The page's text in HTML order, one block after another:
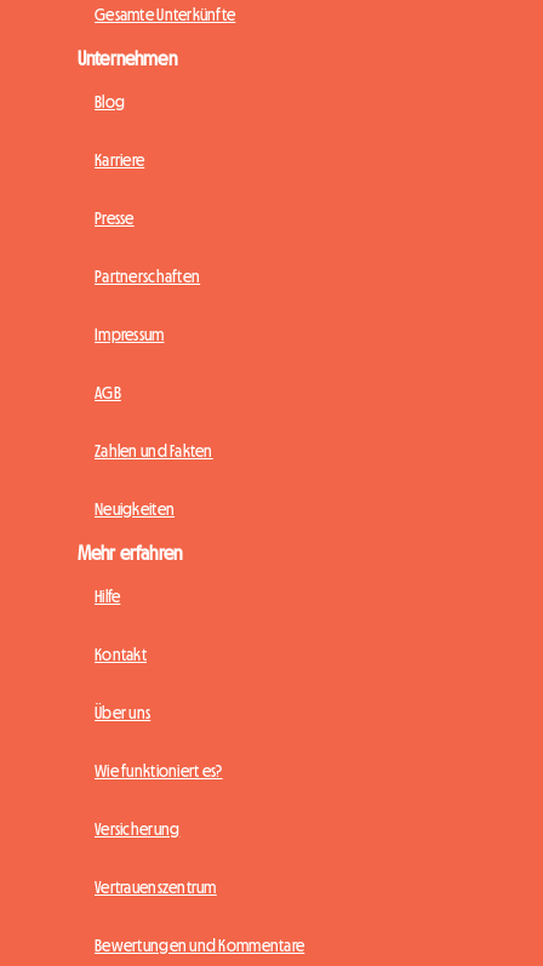
Gesamte Unterkünfte
Unternehmen
Blog
Karriere
Presse
Partnerschaften
Impressum
AGB
Zahlen und Fakten
Neuigkeiten
Mehr erfahren
Hilfe
Kontakt
Über uns
Wie funktioniert es?
Versicherung
Vertrauenszentrum
Bewertungen und Kommentare